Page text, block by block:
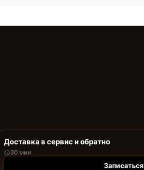
Доставка в сервис и обратно
30 мин
Записаться